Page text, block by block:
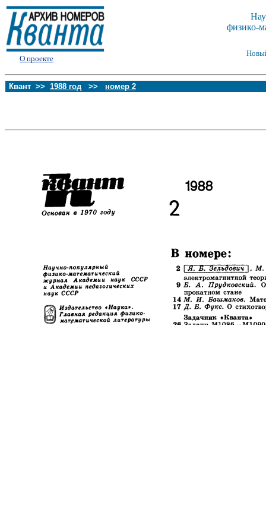
О проекте
физико-
Квант >> 1988 год >> номер 2